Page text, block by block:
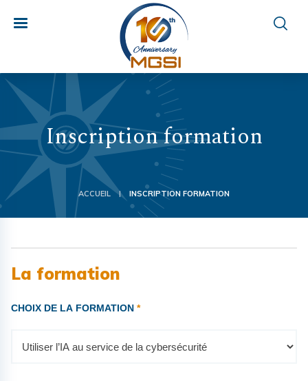
Inscription formation
ACCUEIL | INSCRIPTION FORMATION
formation
La formation
CHOIX DE LA FORMATION *